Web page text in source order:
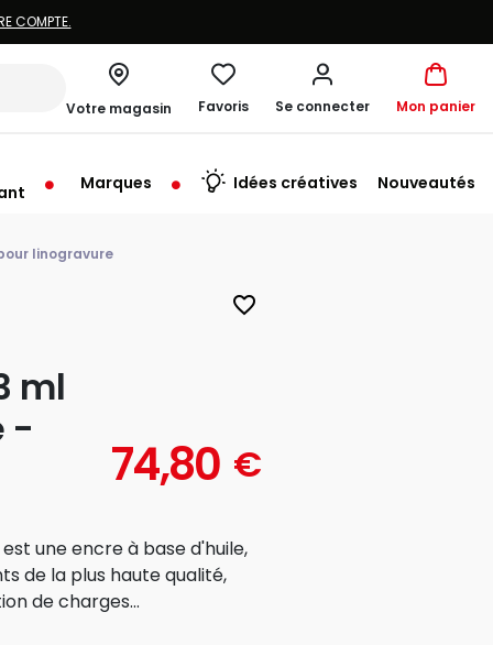
Votre magasin
à 19:30
Favoris Se connecter Mon panier
Marques Idées créatives Nouveautés
linogravure
favorite_border
ml
-
74,80 €
une encre à base d'huile,
de la plus haute qualité,
de charges...